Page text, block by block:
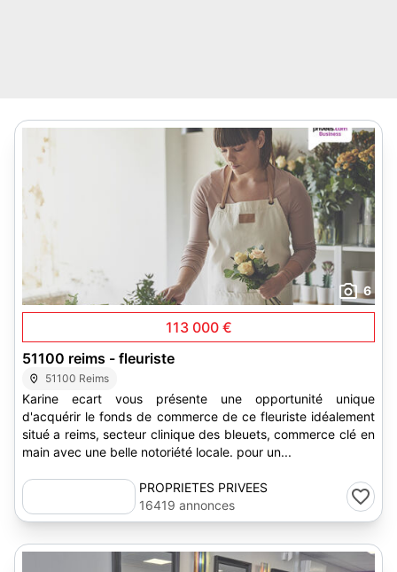
6
113 000 €
51100 reims - fleuriste
51100 Reims
Karine ecart vous présente une opportunité unique
d'acquérir le fonds de commerce de ce fleuriste idéalement
situé a reims, secteur clinique des bleuets, commerce clé en
main avec une belle notoriété locale. pour un...
PROPRIETES PRIVEES
16419 annonces